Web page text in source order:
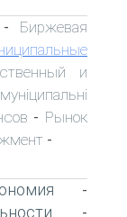
- Биржевая
и
- Рынок
-
-
-